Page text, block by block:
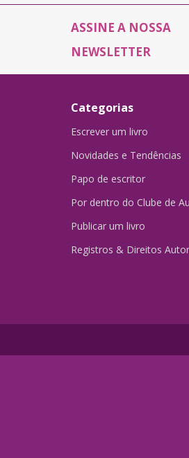
ASSINE A NOSSA
NEWSLETTER
Categorias
Escrever um livro
Novidades e Tendências
Papo de escritor
Por dentro do Clube de
Publicar um livro
Registros & Direitos